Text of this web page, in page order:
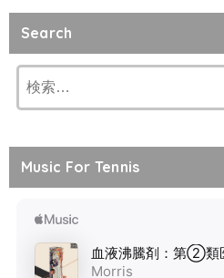
Search
索:
Music For Tennis